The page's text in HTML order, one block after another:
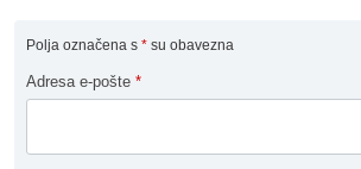
Polja označena s * su obavezna
Adresa e-pošte *